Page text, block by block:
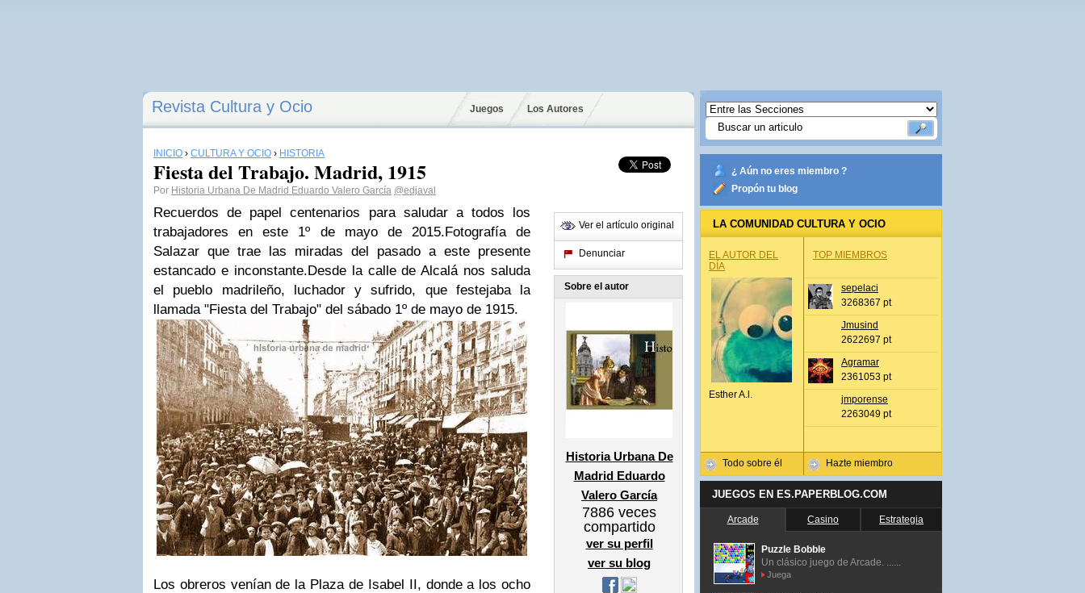
Revista Cultura y Ocio Juegos Los Autores
INICIO › CULTURA Y OCIO › HISTORIA
Fiesta del Trabajo. Madrid, 1915
Por Historia Urbana De Madrid Eduardo Valero García @edjaval
Recuerdos de papel centenarios para saludar a todos los
trabajadores en este 1º de mayo de 2015.Fotografía de
Salazar que trae las miradas del pasado a este presente
estancado e inconstante.Desde la calle de Alcalá nos saluda
el pueblo madrileño, luchador y sufrido, que festejaba la
llamada "Fiesta del Trabajo" del sábado 1º de mayo de 1915.
Los obreros venían de la Plaza de Isabel II, donde a los ocho
Ver el artículo original
Denunciar
Sobre el autor
Historia Urbana De
Madrid Eduardo
Valero García
7886 veces
compartido
ver su perfil
ver su blog
¿ Aún no eres miembro ?
Propón tu blog
LA COMUNIDAD CULTURA Y OCIO
EL AUTOR DEL
DÍA
Esther A.l.
Todo sobre él
TOP MIEMBROS
sepelaci
3268367 pt
Jmusind
2622697 pt
Agramar
2361053 pt
jmporense
2263049 pt
Hazte miembro
JUEGOS EN ES.PAPERBLOG.COM
Arcade Casino Estrategia
Puzzle Bobble
Un clásico juego de Arcade. ......
Juega